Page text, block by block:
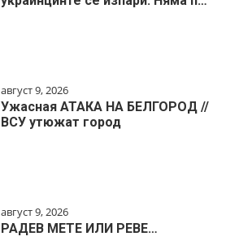
август 9, 2026
Ужасная АТАКА НА БЕЛГОРОД //
ВСУ утюжат город
август 9, 2026
РАДЕВ МЕТЕ ИЛИ РЕВЕ…